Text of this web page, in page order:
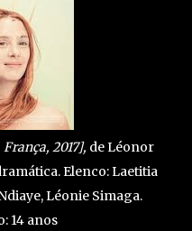
2017], de Léonor
Elenco: Laetitia
Léonie Simaga.
14 anos